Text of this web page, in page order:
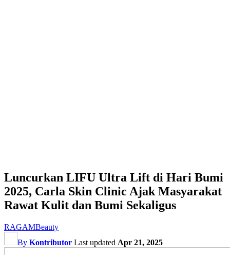
Luncurkan LIFU Ultra Lift di Hari Bumi
2025, Carla Skin Clinic Ajak Masyarakat
Rawat Kulit dan Bumi Sekaligus
RAGAMBeauty
By Kontributor Last updated Apr 21, 2025